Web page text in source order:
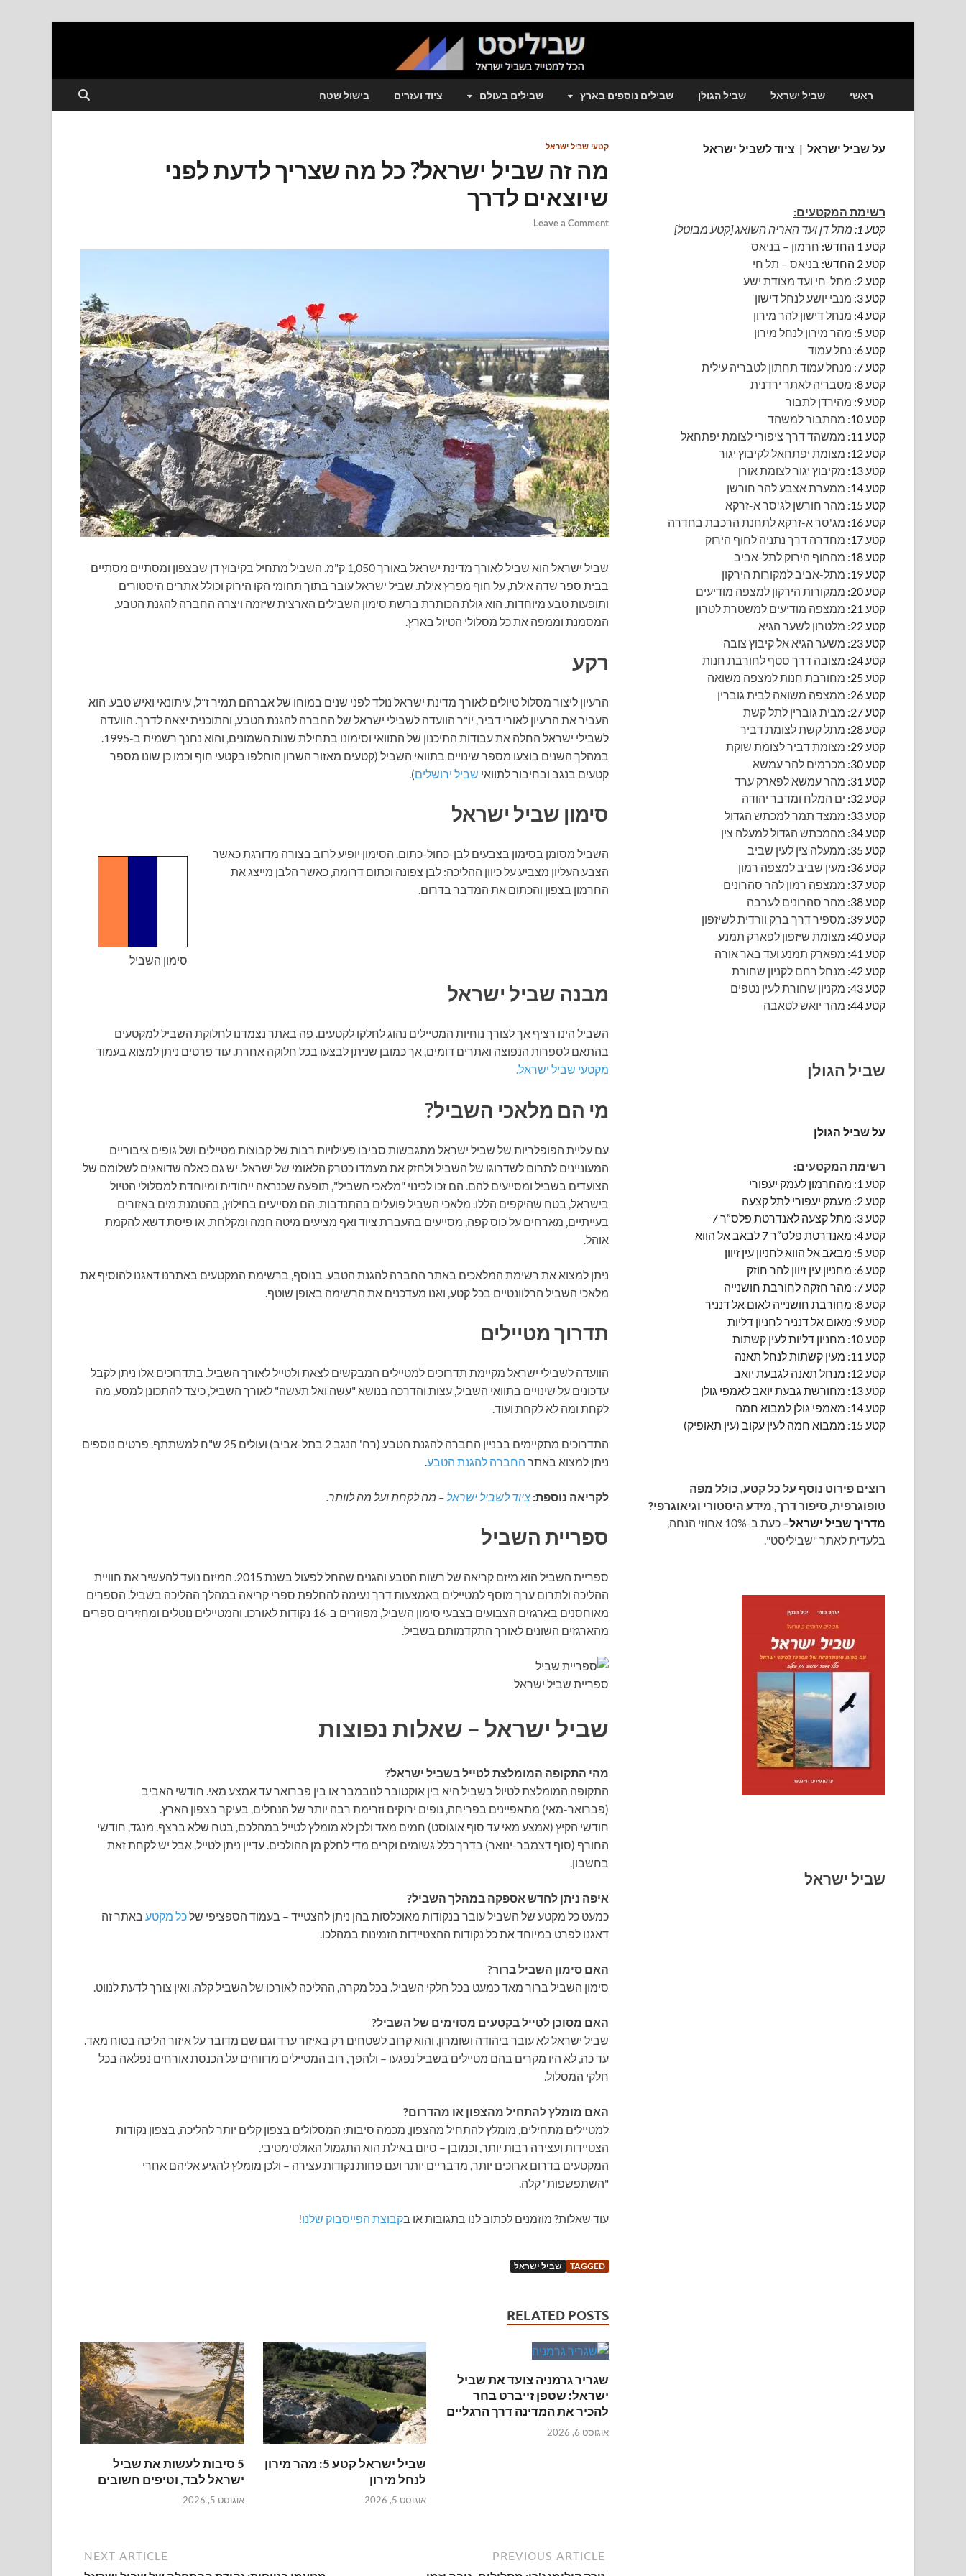
שביליסט
ראשי שביל ישראל שביל הגולן שבילים נוספים בארץ שבילים בעולם ציוד ועזרים בישול שטח
קטעי שביל ישראל
מה זה שביל ישראל? כל מה שצריך לדעת לפני
שיוצאים לדרך
Leave a Comment
שביל ישראל הוא שביל לאורך מדינת ישראל באורך 1,050 ק"מ. השביל מתחיל בקיבוץ דן שבצפון ומסתיים מסתיים
בבית ספר שדה אילת, על חוף מפרץ אילת. שביל ישראל עובר בתוך תחומי הקו הירוק וכולל אתרים היסטורים
ותופעות טבע מיוחדות. הוא גולת הכותרת ברשת סימון השבילים הארצית שיזמה ויצרה החברה להגנת הטבע,
המסמנת וממפה את כל מסלולי הטיול בארץ.
רקע
הרעיון ליצור מסלול טיולים לאורך מדינת ישראל נולד לפני שנים במוחו של אברהם תמיר ז"ל, עיתונאי ואיש טבע. הוא
העביר את הרעיון לאורי דביר, יו"ר הוועדה לשבילי ישראל של החברה להגנת הטבע, והתוכנית יצאה לדרך. הוועדה
במהלך השנים בוצעו מספר שינויים בתוואי השביל (קטעים מאזור השרון הוחלפו בקטעי חוף וכמו כן שונו מספר
קטעים בנגב ובחיבור לתוואי שביל ירושלים).
סימון שביל ישראל
סימון השביל
השביל מסומן בסימון בצבעים לבן-כחול-כתום. הסימון יופיע לרוב בצורה מדורגת כאשר
הצבע העליון מצביע על כיוון ההליכה: לבן צפונה וכתום דרומה, כאשר הלבן מייצג את
החרמון בצפון והכתום את המדבר בדרום.
מבנה שביל ישראל
השביל הינו רציף אך לצורך נוחיות המטיילים נהוג לחלקו לקטעים. פה באתר נצמדנו לחלוקת השביל למקטעים
בהתאם לספרות הנפוצה ואתרים דומים, אך כמובן שניתן לבצעו בכל חלוקה אחרת. עוד פרטים ניתן למצוא בעמוד
מקטעי שביל ישראל.
מי הם מלאכי השביל?
עם עליית הפופלריות של שביל ישראל מתגבשות סביבו פעילויות רבות של קבוצות מטיילים ושל גופים ציבוריים
המעוניינים לתרום לשדרוגו של השביל ולחזק את מעמדו כטרק הלאומי של ישראל. יש גם כאלה שדואגים לשלומם של
הצועדים בשביל ומסייעים להם. הם זכו לכינוי "מלאכי השביל", תופעה שכנראה ייחודית ומיוחדת למסלולי הטיול
בישראל, בטח שהיקפים הללו. מלאכי השביל פועלים בהתנדבות. הם מסייעים בחילוץ, בהטמנת מים באזורים
בעייתיים, מארחים על כוס קפה, מסייעים בהעברת ציוד ואף מציעים מיטה חמה ומקלחת, או פיסת דשא להקמת
אוהל.
ניתן למצוא את רשימת המלאכים באתר החברה להגנת הטבע. בנוסף, ברשימת המקטעים באתרנו דאגנו להוסיף את
מלאכי השביל הרלוונטיים בכל קטע, ואנו מעדכנים את הרשימה באופן שוטף.
תדרוך מטיילים
הוועדה לשבילי ישראל מקיימת תדרוכים למטיילים המבקשים לצאת ולטייל לאורך השביל. בתדרוכים אלו ניתן לקבל
עדכונים על שינויים בתוואי השביל, עצות והדרכה בנושא "עשה ואל תעשה" לאורך השביל, כיצד להתכונן למסע, מה
לקחת ומה לא לקחת ועוד.
התדרוכים מתקיימים בבניין החברה להגנת הטבע (רח' הנגב 2 בתל-אביב) ועולים 25 ש"ח למשתתף. פרטים נוספים
ניתן למצוא באתר החברה להגנת הטבע.
לקריאה נוספת: ציוד לשביל ישראל – מה לקחת ועל מה לוותר.
ספריית השביל
ספריית השביל הוא מיזם קריאה של רשות הטבע והגנים שהחל לפעול בשנת 2015. המיזם נועד להעשיר את חוויית
ההליכה ולתרום ערך מוסף למטיילים באמצעות דרך נעימה להחלפת ספרי קריאה במהלך ההליכה בשביל. הספרים
מאוחסנים בארגזים הצבועים בצבעי סימון השביל, מפוזרים ב-16 נקודות לאורכו. והמטיילים נוטלים ומחזירים ספרים
מהארגזים השונים לאורך התקדמותם בשביל.
ספריית שביל ישראל
שביל ישראל – שאלות נפוצות
מהי התקופה המומלצת לטייל בשביל ישראל?
התקופה המומלצת לטיול בשביל היא בין אוקטובר לנובמבר או בין פברואר עד אמצע מאי. חודשי האביב
(פברואר-מאי) מתאפיינים בפריחה, נופים ירוקים וזרימת רבה יותר של הנחלים, בעיקר בצפון הארץ.
חודשי הקיץ (אמצע מאי עד סוף אוגוסט) חמים מאד ולכן לא מומלץ לטייל במהלכם, בטח שלא ברצף. מנגד, חודשי
החורף (סוף דצמבר-ינואר) בדרך כלל גשומים וקרים מדי לחלק מן ההולכים. עדיין ניתן לטייל, אבל יש לקחת זאת
בחשבון.
איפה ניתן לחדש אספקה במהלך השביל?
כמעט כל מקטע של השביל עובר בנקודות מאוכלסות בהן ניתן להצטייד – בעמוד הספציפי שלכל מקטע באתר זה
דאגנו לפרט במיוחד את כל נקודות ההצטיידות הזמינות במהלכו.
האם סימון השביל ברור?
סימון השביל ברור מאד כמעט בכל חלקי השביל. בכל מקרה, ההליכה לאורכו של השביל קלה, ואין צורך לדעת לנווט.
האם מסוכן לטייל בקטעים מסוימים של השביל?
שביל ישראל לא עובר ביהודה ושומרון, והוא קרוב לשטחים רק באיזור ערד וגם שם מדובר על איזור הליכה בטוח מאד.
עד כה, לא היו מקרים בהם מטיילים בשביל נפגעו – ולהפך, רוב המטיילים מדווחים על הכנסת אורחים נפלאה בכל
חלקי המסלול.
האם מומלץ להתחיל מהצפון או מהדרום?
למטיילים מתחילים, מומלץ להתחיל מהצפון, מכמה סיבות: המסלולים בצפון קלים יותר להליכה, בצפון נקודות
הצטיידות ועצירה רבות יותר, וכמובן – סיום באילת הוא התגמול האולטימטיבי.
המקטעים בדרום ארוכים יותר, מדבריים יותר ועם פחות נקודות עצירה – ולכן מומלץ להגיע אליהם אחרי
"השתפשפות" קלה.
עוד שאלות? מוזמנים לכתוב לנו בתגובות או בקבוצת הפייסבוק שלנו!
TAGGED שביל ישראל
RELATED POSTS
שגריר גרמניה צועד את שביל
ישראל: שטפן זייברט בחר
להכיר את המדינה דרך הרגליים
אוגוסט 6, 2026
שביל ישראל קטע 5: מהר מירון
לנחל מירון
אוגוסט 5, 2026
5 סיבות לעשות את שביל
ישראל לבד, וטיפים חשובים
אוגוסט 5, 2026
PREVIOUS ARTICLE
NEXT ARTICLE
על שביל ישראל | ציוד לשביל ישראל
רשימת המקטעים:
קטע 1:
מתל דן ועד האריה השואג [קטע מבוטל]
קטע 1 החדש:
חרמון – בניאס
קטע 2 החדש:
בניאס – תל חי
קטע 2:
מתל-חי ועד מצודת ישע
קטע 3:
מנבי יושע לנחל דישון
קטע 4:
מנחל דישון להר מירון
קטע 5:
מהר מירון לנחל מירון
קטע 6:
נחל עמוד
קטע 7:
מנחל עמוד תחתון לטבריה עילית
קטע 8:
מטבריה לאתר ירדנית
קטע 9:
מהירדן לתבור
קטע 10:
מהתבור למשהד
קטע 11:
ממשהד דרך ציפורי לצומת יפתחאל
קטע 12:
מצומת יפתחאל לקיבוץ יגור
קטע 13:
מקיבוץ יגור לצומת אורן
קטע 14:
ממערת אצבע להר חורשן
קטע 15:
מהר חורשן לג'סר א-זרקא
קטע 16:
מג'סר א-זרקא לתחנת הרכבת בחדרה
קטע 17:
מחדרה דרך נתניה לחוף הירוק
קטע 18:
מהחוף הירוק לתל-אביב
קטע 19:
מתל-אביב למקורות הירקון
קטע 20:
ממקורות הירקון למצפה מודיעים
קטע 21:
ממצפה מודיעים למשטרת לטרון
קטע 22:
מלטרון לשער הגיא
קטע 23:
משער הגיא אל קיבוץ צובה
קטע 24:
מצובה דרך סטף לחורבת חנות
קטע 25:
מחורבת חנות למצפה משואה
קטע 26:
ממצפה משואה לבית גוברין
קטע 27:
מבית גוברין לתל קשת
קטע 28:
מתל קשת לצומת דביר
קטע 29:
מצומת דביר לצומת שוקת
קטע 30:
מכרמים להר עמשא
קטע 31:
מהר עמשא לפארק ערד
קטע 32:
ים המלח ומדבר יהודה
קטע 33:
ממצד תמר למכתש הגדול
קטע 34:
מהמכתש הגדול למעלה צין
קטע 35:
ממעלה צין לעין שביב
קטע 36:
מעין שביב למצפה רמון
קטע 37:
ממצפה רמון להר סהרונים
קטע 38:
מהר סהרונים לערבה
קטע 39:
מספיר דרך ברק וורדית לשיזפון
קטע 40:
מצומת שיזפון לפארק תמנע
קטע 41:
מפארק תמנע ועד באר אורה
קטע 42:
מנחל רחם לקניון שחורת
קטע 43:
מקניון שחורת לעין נטפים
קטע 44:
מהר יואש לטאבה
שביל הגולן
על שביל הגולן
רשימת המקטעים:
קטע 1: מהחרמון לעמק יעפורי
קטע 2: מעמק יעפורי לתל קצעה
קטע 3: מתל קצעה לאנדרטת פלס”ר 7
קטע 4: מאנדרטת פלס”ר 7 לבאב אל הווא
קטע 5: מבאב אל הווא לחניון עין זיוון
קטע 6: מחניון עין זיוון להר חוזק
קטע 7: מהר חזקה לחורבת חושנייה
קטע 8: מחורבת חושנייה לאום אל דנניר
קטע 9: מאום אל דנניר לחניון דליות
קטע 10: מחניון דליות לעין קשתות
קטע 11: מעין קשתות לנחל תאנה
קטע 12: מנחל תאנה לגבעת יואב
קטע 13: מחורשת גבעת יואב לאמפי גולן
קטע 14: מאמפי גולן למבוא חמה
קטע 15: ממבוא חמה לעין עקוב (עין תאופיק)
רוצים פירוט נוסף על כל קטע, כולל מפה
טופוגרפית, סיפור דרך, מידע היסטורי וגיאוגרפי?
מדריך שביל ישראל–
כעת ב-10% אחוזי הנחה,
בלעדית לאתר "שביליסט".
שביל ישראל